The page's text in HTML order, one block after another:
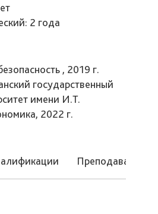
2 года
, 2019 г.
государственный
имени И.Т.
2022 г.
Преподаваемые